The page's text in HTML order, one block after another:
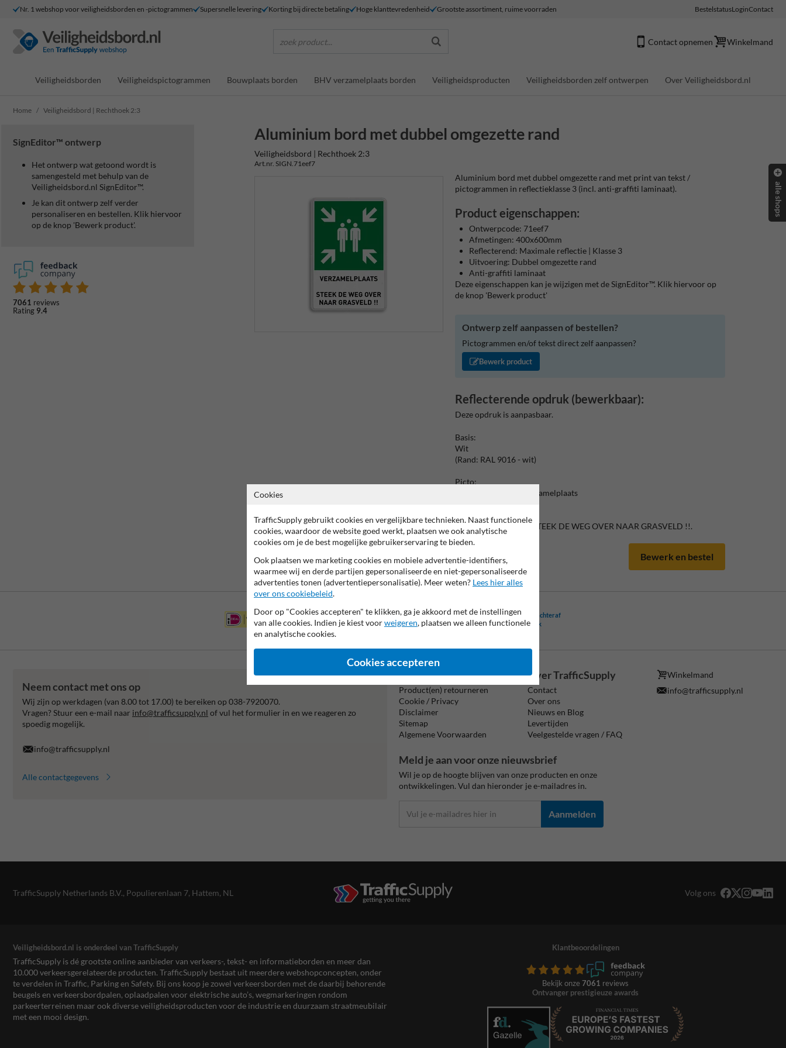
Nr. 1 webshop voor veiligheidsborden en -pictogrammen Supersnelle levering Korting bij directe betaling Hoge klanttevredenheid Grootste assortiment, ruime voorraden BestelstatusLoginContact
zoek product... Contact opnemen Winkelmand
Veiligheidsborden Veiligheidspictogrammen Bouwplaats borden BHV verzamelplaats borden Veiligheidsproducten Veiligheidsborden zelf ontwerpen Over Veiligheidsbord.nl
Home Veiligheidsbord | Rechthoek 2:3
SignEditor™ ontwerp
Het ontwerp wat getoond wordt is
samengesteld met behulp van de
Veiligheidsbord.nl SignEditor™.
Je kan dit ontwerp zelf verder
personaliseren en bestellen. Klik hiervoor
op de knop 'Bewerk product'.
7061 reviews
Rating 9.4
Aluminium bord met dubbel omgezette rand
Veiligheidsbord | Rechthoek 2:3
Art.nr. SIGN.71eef7
Aluminium bord met dubbel omgezette rand met print van tekst /
pictogrammen in reflectieklasse 3 (incl. anti-graffiti laminaat).
Product eigenschappen:
Ontwerpcode: 71eef7
Afmetingen: 400x600mm
Reflecterend: Maximale reflectie | Klasse 3
Uitvoering: Dubbel omgezette rand
Anti-graffiti laminaat
Deze eigenschappen kan je wijzigen met de SignEditor™. Klik hiervoor op
de knop 'Bewerk product'
Ontwerp zelf aanpassen of bestellen?
Pictogrammen en/of tekst direct zelf aanpassen?
Bewerk product
Reflecterende opdruk (bewerkbaar):
Deze opdruk is aanpasbaar.
Basis:
Wit
(Rand: RAL 9016 - wit)
Picto:
Pictogram: E007 - Verzamelplaats
Tekstvlak:
VERZAMELPLAATS . STEEK DE WEG OVER NAAR GRASVELD !!.
Bewerk en bestel
Betaling achteraf
is mogelijk
Neem contact met ons op
Wij zijn op werkdagen (van 8.00 tot 17.00) te bereiken op 038-7920070.
Vragen? Stuur een e-mail naar info@trafficsupply.nl of vul het formulier in en we reageren zo
spoedig mogelijk.
info@trafficsupply.nl
Alle contactgegevens
Informatie
Product(en) retourneren
Cookie / Privacy
Disclaimer
Sitemap
Algemene Voorwaarden
Over TrafficSupply
Contact
Over ons
Nieuws en Blog
Levertijden
Veelgestelde vragen / FAQ
Winkelmand
info@trafficsupply.nl
Meld je aan voor onze nieuwsbrief
Wil je op de hoogte blijven van onze producten en onze
ontwikkelingen. Vul dan hieronder je e-mailadres in.
Aanmelden
TrafficSupply Netherlands B.V., Populierenlaan 7, Hattem, NL Volg ons
Veiligheidsbord.nl is onderdeel van TrafficSupply
TrafficSupply is dé grootste online aanbieder van verkeers-, tekst- en informatieborden en meer dan
10.000 verkeersgerelateerde producten. TrafficSupply bestaat uit meerdere webshopconcepten, onder
te verdelen in Traffic, Parking en Safety. Bij ons koop je zowel verkeersborden met de daarbij behorende
beugels en verkeersbordpalen, oplaadpalen voor elektrische auto’s, wegmarkeringen rondom
parkeerterreinen maar ook diverse veiligheidsproducten voor de industrie en duurzaam straatmeubilair
met een mooi design.
Klantbeoordelingen
Bekijk onze 7061 reviews
Ontvanger prestigieuze awards
alle shops
Cookies
TrafficSupply gebruikt cookies en vergelijkbare technieken. Naast functionele
cookies, waardoor de website goed werkt, plaatsen we ook analytische
cookies om je de best mogelijke gebruikerservaring te bieden.
Ook plaatsen we marketing cookies en mobiele advertentie-identifiers,
waarmee wij en derde partijen gepersonaliseerde en niet-gepersonaliseerde
advertenties tonen (advertentiepersonalisatie). Meer weten? Lees hier alles
over ons cookiebeleid.
Door op "Cookies accepteren" te klikken, ga je akkoord met de instellingen
van alle cookies. Indien je kiest voorweigeren, plaatsen we alleen functionele
en analytische cookies.
Cookies accepteren